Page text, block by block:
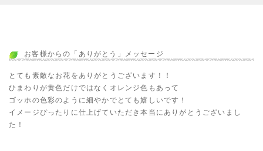
お客様からの「ありがとう」メッセージ
とても素敵なお花をありがとうございます！！
ひまわりが黄色だけではなくオレンジ色もあって
ゴッホの色彩のように細やかでとても嬉しいです！
イメージぴったりに仕上げていただき本当にありがとうございまし
た！